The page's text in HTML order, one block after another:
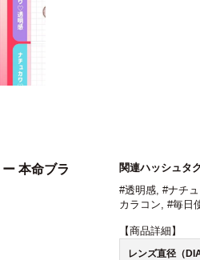
本命ブラ
関連ハッシュタ
#透明感, #ナチ
カラコン, #毎日
【商品詳細】
レンズ直径（DIA